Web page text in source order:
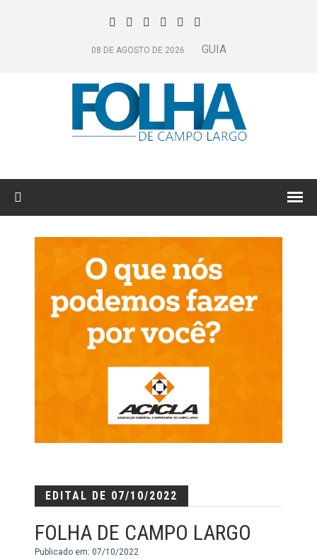
08 DE AGOSTO DE 2026 GUIA
EDITAL DE 07/10/2022
FOLHA DE CAMPO LARGO
Publicado em: 07/10/2022